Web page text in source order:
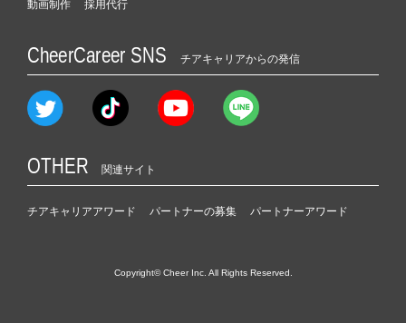
動画制作
採用代行
CheerCareer SNS チアキャリアからの発信
OTHER 関連サイト
チアキャリアアワード パートナーの募集 パートナーアワード
Copyright© Cheer Inc. All Rights Reserved.